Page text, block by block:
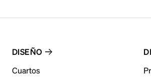
DISEÑO
Cuartos